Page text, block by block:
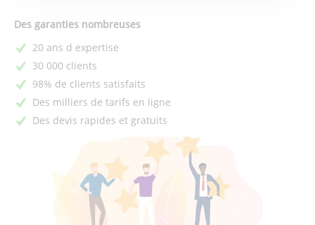
Des garanties nombreuses
20 ans d expertise
30 000 clients
98% de clients satisfaits
Des milliers de tarifs en ligne
Des devis rapides et gratuits